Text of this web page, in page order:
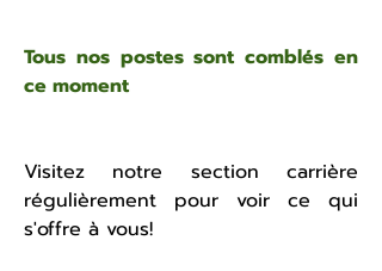
Tous nos postes sont comblés en
ce moment
Visitez notre section carrière
régulièrement pour voir ce qui
s'offre à vous!